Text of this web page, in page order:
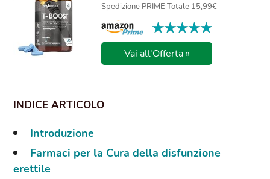
Spedizione PRIME Totale 15,99€
★★★★★
★★★★★
Vai all'Offerta »
Introduzione
Farmaci per la Cura della disfunzione
erettile